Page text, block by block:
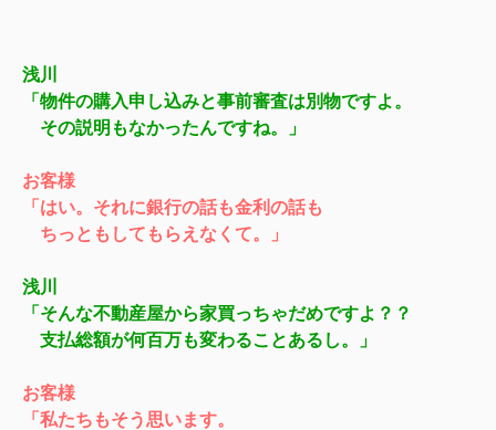
浅川
「物件の購入申し込みと事前審査は別物ですよ。
その説明もなかったんですね。」
お客様
「はい。それに銀行の話も金利の話も
ちっともしてもらえなくて。」
浅川
「そんな不動産屋から家買っちゃだめですよ？？
支払総額が何百万も変わることあるし。」
お客様
「私たちもそう思います。